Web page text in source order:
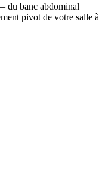
du banc abdominal
pivot de votre salle à